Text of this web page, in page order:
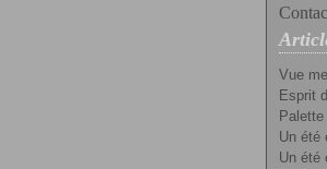
Vue
Esprit
Un été
Un été